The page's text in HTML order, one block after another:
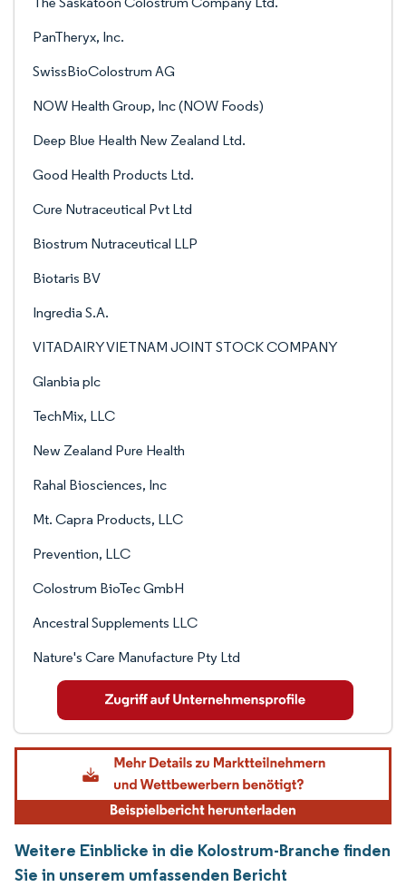
PanTheryx, Inc.
SwissBioColostrum AG
NOW Health Group, Inc (NOW Foods)
Deep Blue Health New Zealand Ltd.
Good Health Products Ltd.
Cure Nutraceutical Pvt Ltd
Biostrum Nutraceutical LLP
Biotaris BV
Ingredia S.A.
VITADAIRY VIETNAM JOINT STOCK COMPANY
Glanbia plc
TechMix, LLC
New Zealand Pure Health
Rahal Biosciences, Inc
Mt. Capra Products, LLC
Prevention, LLC
Colostrum BioTec GmbH
Ancestral Supplements LLC
Nature's Care Manufacture Pty Ltd
Weitere Einblicke in die Kolostrum-Branche finden
Sie in unserem umfassenden Bericht